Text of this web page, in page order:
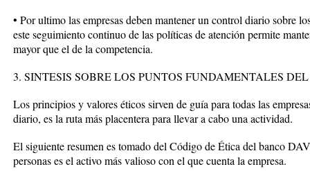
• Por ultimo las empresas deben mantener un control diario sobre
este seguimiento continuo de las políticas de atención permite
mayor que el de la competencia.
3. SINTESIS SOBRE LOS PUNTOS FUNDAMENTALES
Los principios y valores éticos sirven de guía para todas las
diario, es la ruta más placentera para llevar a cabo una actividad.
El siguiente resumen es tomado del Código de Ética del banco
personas es el activo más valioso con el que cuenta la empresa.